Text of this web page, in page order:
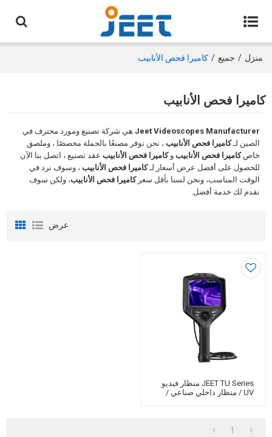
منزل / جميع / كاميرا فحص الأنابيب
كاميرا فحص الأنابيب
Jeet Videoscopes Manufacturer هي شركة تصنيع ومورد محترف في
الصين لـكاميرا فحص الأنابيب ، نحن نوفر مصنعًا بالجملة مخصصًا ، وملصق
خاصكاميرا فحص الأنابيب وكاميرا فحص الأنابيب عقد تصنيع ، اتصل بنا الآن
للحصول على أفضل عرض أسعار لـكاميرا فحص الأنابيب ، وسوف نرد في
الوقت المناسب، ونحن لسنا بأقل سعركاميرا فحص الأنابيب، ولكن سوف
نقدم لك خدمة أفضل.
عرض
JEET TU Series منظار فيديو
UV / منظار داخلي صناعي /
1